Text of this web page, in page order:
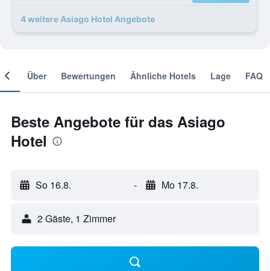
4 weitere Asiago Hotel Angebote
Über Bewertungen Ähnliche Hotels Lage FAQ
Beste Angebote für das Asiago
Hotel
So 16.8. - Mo 17.8.
2 Gäste, 1 Zimmer